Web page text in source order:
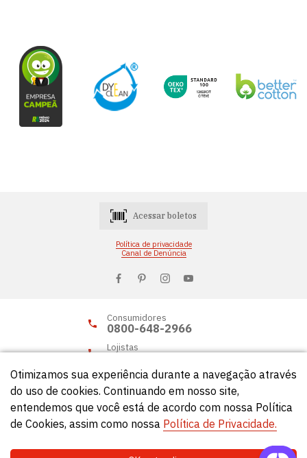
Acessar boletos
Política de privacidade
Canal de Denúncia
Consumidores
0800-648-2966
Lojistas
© Círculo 2026 - Todos os direitos reservados.
Otimizamos sua experiência durante a navegação através
do uso de cookies. Continuando em nosso site,
entendemos que você está de acordo com nossa Política
de Cookies, assim como nossa Política de Privacidade.